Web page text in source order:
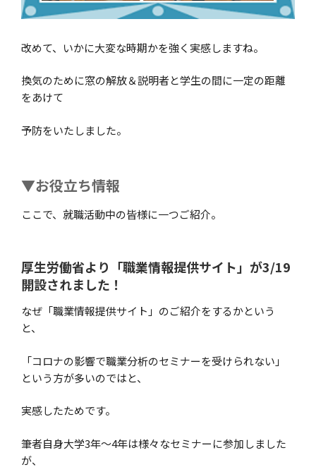
改めて、いかに大変な時期かを強く実感しますね。
換気のために窓の解放＆説明者と学生の間に一定の距離
をあけて
予防をいたしました。
▼お役立ち情報
ここで、就職活動中の皆様に一つご紹介。
厚生労働省より「職業情報提供サイト」が3/19
開設されました！
なぜ「職業情報提供サイト」のご紹介をするかという
と、
「コロナの影響で職業分析のセミナーを受けられない」
という方が多いのではと、
実感したためです。
筆者自身大学3年～4年は様々なセミナーに参加しました
が、